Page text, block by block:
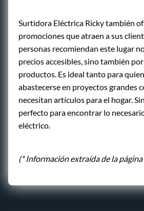
Surtidora Eléctrica Ricky también
promociones que atraen a sus
personas recomiendan este lugar
precios accesibles, sino también
productos. Es ideal tanto para
abastecerse en proyectos grandes
necesitan artículos para el hogar.
perfecto para encontrar lo
eléctrico.
(* Información extraída de la